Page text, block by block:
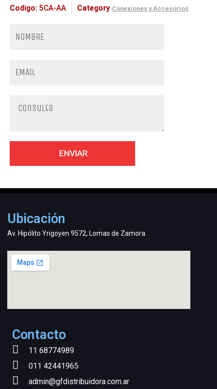
Codigo: 5CA-AA Category Conexiones y Accesorios
Ubicación
Av. Hipólito Yrigoyen 9572, Lomas de Zamora.
Contacto
11 68774989
011 42441965
admin@gfdistribuidora.com.ar